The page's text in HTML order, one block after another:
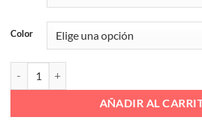
Color
AÑADIR AL